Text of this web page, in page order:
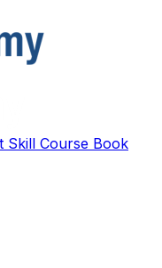
Skill Course Book